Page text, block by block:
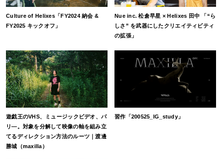
Culture of Helixes「FY2024 納会 &
FY2025 キックオフ」
Nue inc. 松倉早星 × Helixes 田中 「“ら
しさ” を武器にしたクリエイティビティ
の拡張」
遊戯王のVHS、ミュージックビデオ、パ
リ―。対象を分解して映像の軸を組み立
てるディレクション方法のルーツ｜渡邊
勝城（maxilla）
習作「200525_IG_study」